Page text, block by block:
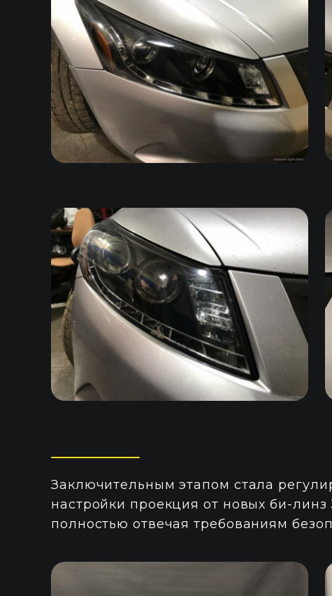
Заключительным этапом стала
настройки проекция от новых би-
полностью отвечая требованиям